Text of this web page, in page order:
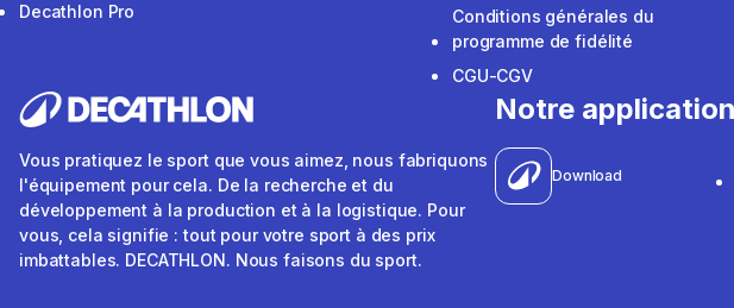
Decathlon Pro
Conditions générales du
programme de fidélité
CGU-CGV
Vous pratiquez le sport que vous aimez, nous fabriquons
l'équipement pour cela. De la recherche et du
développement à la production et à la logistique. Pour
vous, cela signifie : tout pour votre sport à des prix
imbattables. DECATHLON. Nous faisons du sport.
Notre application
Download